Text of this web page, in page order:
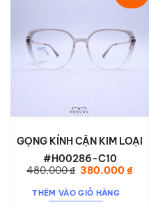
GỌNG KÍNH CẬN KIM LOẠI
#H00286-C10
480.000₫ Giá
là:
480.000 ₫.
380.000₫Giá
THÊM VÀO GIỎ HÀNG